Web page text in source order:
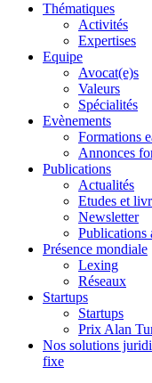
Thématiques
Activités
Expertises
Equipe
Avocat(e)s
Valeurs
Spécialités
Evènements
Formations
Annonces
Publications
Actualités
Etudes et
Newsletter
Publications
Présence mondiale
Lexing
Réseaux
Startups
Startups
Prix Alan
Nos solutions
fixe